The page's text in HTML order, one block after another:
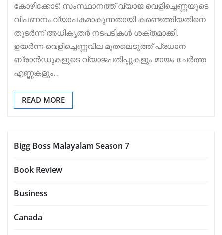
കോഴിക്കോട്: സംസ്ഥാനത്ത് വ്യാജ വെളിച്ചെണ്ണയുടെ
വിപണനം വ്യാപകമാകുന്നതായി കണ്ടെത്തിയതിനെ
തുടർന്ന് അധികൃതർ നടപടികൾ ശക്തമാക്കി.
ഉയർന്ന വെളിച്ചെണ്ണവില മുതലെടുത്ത് പ്രധാന
ബ്രാൻഡുകളുടെ വ്യാജപതിപ്പുകളും മായം ചേർത്ത
എണ്ണകളും…
READ MORE
Bigg Boss Malayalam Season 7
Book Review
Business
Canada